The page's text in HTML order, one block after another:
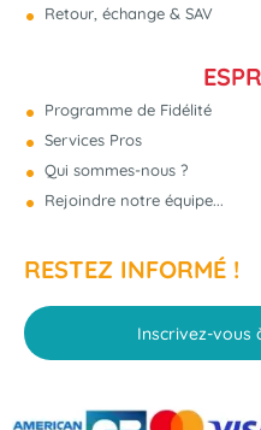
Retour, échange & SAV
Programme de Fidélité
Services Pros
Qui sommes-nous ?
Rejoindre notre équipe...
RESTEZ INFORMÉ !
Inscrivez-vous